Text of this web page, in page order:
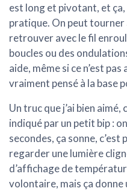
est long et pivotant, et ça,
pratique. On peut tourner
retrouver avec le fil
boucles ou des
aide, même si ce n’est
vraiment pensé à la base
Un truc que j’ai bien
indiqué par un petit bip :
secondes, ça sonne,
regarder une lumière
d’affichage de
volontaire, mais ça donne